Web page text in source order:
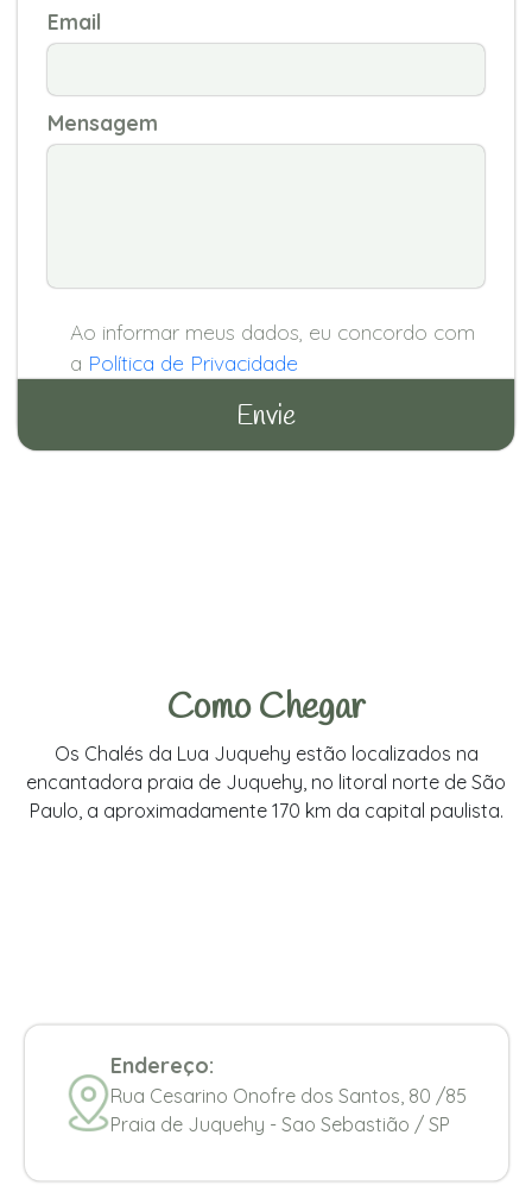
Email
Mensagem
Ao informar meus dados, eu concordo com
a Política de Privacidade
Como Chegar
Os Chalés da Lua Juquehy estão localizados na
encantadora praia de Juquehy, no litoral norte de São
Paulo, a aproximadamente 170 km da capital paulista.
Endereço:
Rua Cesarino Onofre dos Santos, 80 /85
Praia de Juquehy - Sao Sebastião / SP